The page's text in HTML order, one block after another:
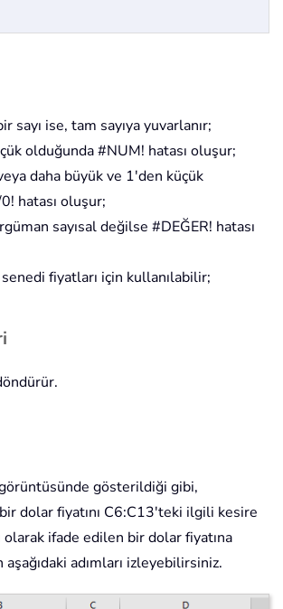
sayı ise, tam sayıya yuvarlanır;
olduğunda #NUM! hatası oluşur;
daha büyük ve 1'den küçük
hatası oluşur;
sayısal değilse #DEĞER! hatası
fiyatları için kullanılabilir;
gösterildiği gibi,
dolar fiyatını C6:C13'teki ilgili kesire
olarak ifade edilen bir dolar fiyatına
adımları izleyebilirsiniz.